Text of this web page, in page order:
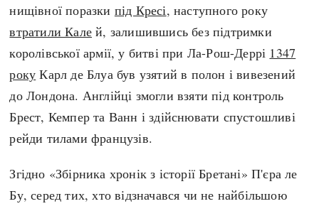
нищівної поразки під Кресі, наступного року
втратили Кале й, залишившись без підтримки
королівської армії, у битві при Ла-Рош-Деррі 1347
року Карл де Блуа був узятий в полон і вивезений
до Лондона. Англійці змогли взяти під контроль
Брест, Кемпер та Ванн і здійснювати спустошливі
рейди тилами французів.
Згідно «Збірника хронік з історії Бретані» П'єра ле
Бу, серед тих, хто відзначався чи не найбільшою